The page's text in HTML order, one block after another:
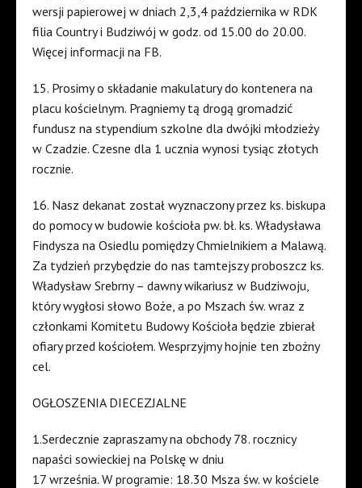
wersji papierowej w dniach 2,3,4 października w RDK
filia Country i Budziwój w godz. od 15.00 do 20.00.
Więcej informacji na FB.
15. Prosimy o składanie makulatury do kontenera na
placu kościelnym. Pragniemy tą drogą gromadzić
fundusz na stypendium szkolne dla dwójki młodzieży
w Czadzie. Czesne dla 1 ucznia wynosi tysiąc złotych
rocznie.
16. Nasz dekanat został wyznaczony przez ks. biskupa
do pomocy w budowie kościoła pw. bł. ks. Władysława
Findysza na Osiedlu pomiędzy Chmielnikiem a Malawą.
Za tydzień przybędzie do nas tamtejszy proboszcz ks.
Władysław Srebrny – dawny wikariusz w Budziwoju,
który wygłosi słowo Boże, a po Mszach św. wraz z
członkami Komitetu Budowy Kościoła będzie zbierał
ofiary przed kościołem. Wesprzyjmy hojnie ten zbożny
cel.
OGŁOSZENIA DIECEZJALNE
1.Serdecznie zapraszamy na obchody 78. rocznicy
napaści sowieckiej na Polskę w dniu
17 września. W programie: 18.30 Msza św. w kościele